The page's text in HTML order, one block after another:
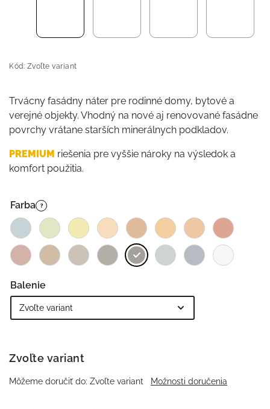
Kód: Zvoľte variant
Trvácny fasádny náter pre rodinné domy, bytové a
verejné objekty. Vhodný na nové aj renovované fasádne
povrchy vrátane starších minerálnych podkladov.
PREMIUM riešenia pre vyššie nároky na výsledok a
komfort použitia.
Farba ?
Balenie
Zvoľte variant
Môžeme doručiť do: Zvoľte variant Možnosti doručenia